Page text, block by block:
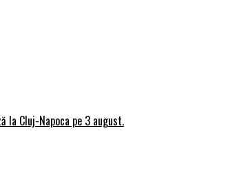
la Cluj-Napoca pe 3 august.